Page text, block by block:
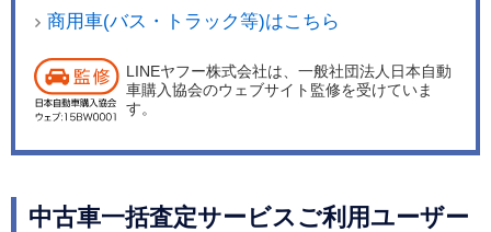
商用車(バス・トラック等)はこちら
LINEヤフー株式会社は、一般社団法人日本自動
車購入協会のウェブサイト監修を受けていま
す。
中古車一括査定サービスご利用ユーザー